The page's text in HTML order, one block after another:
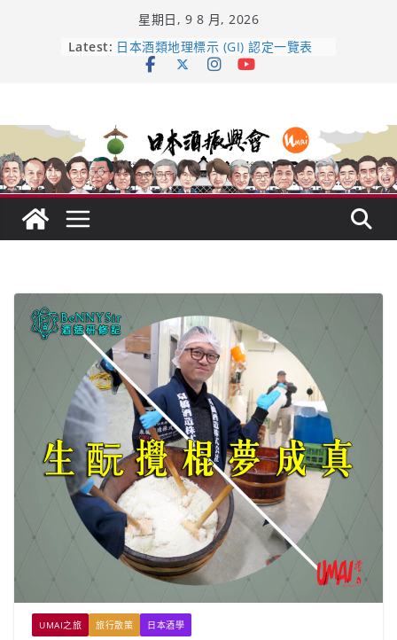
星期日, 9 8 月, 2026
Latest: 龜之井酒造：口說上手 – 山形純米大
吟釀的堅持與傳承 ～ くどき上手
日本酒類地理標示 (GI) 認定一覽表
響 𝟭𝟮 年 復活了!
【酒業商戰】130年老酒藏殺入股票
市場！梅乃宿上市背後的密碼
UMAI之旅 旅行散策 日本酒學